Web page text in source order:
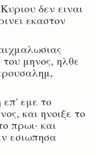
δεν ειναι
εκαστον
μηνος, ηλθε
επ' εμε το
και ηνοιξε το
πρωι· και
εσιωπησα